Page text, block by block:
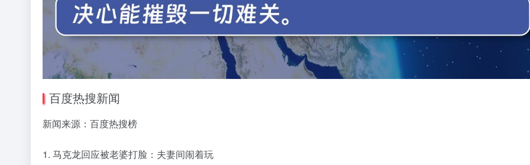
百度热搜新闻
新闻来源：百度热搜榜
1. 马克龙回应被老婆打脸：夫妻间闹着玩